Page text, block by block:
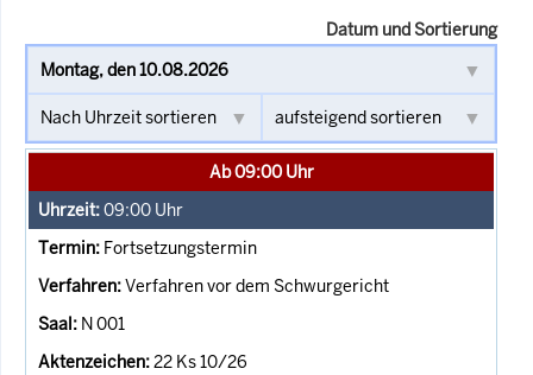
Datum und Sortierung
Ab 09:00 Uhr
09:00 Uhr
Fortsetzungstermin
Verfahren vor dem Schwurgericht
N 001
22 Ks 10/26